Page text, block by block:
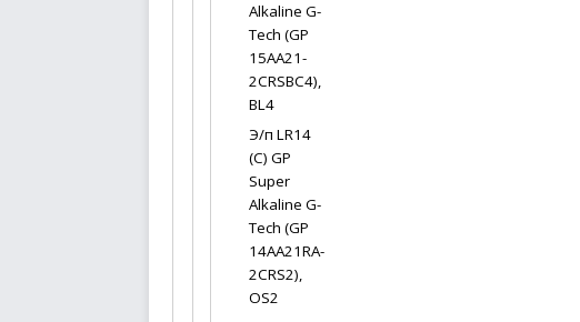
Alkaline G-
Tech (GP
15AA21-
2CRSBC4),
BL4
Э/п LR14
(C) GP
Super
Alkaline G-
Tech (GP
14AA21RA-
2CRS2),
OS2